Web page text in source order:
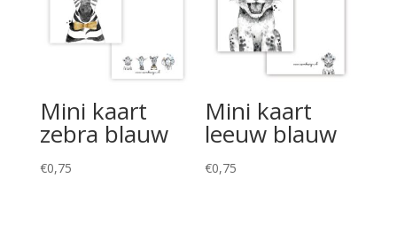
Mini kaart
zebra blauw
€0,75
Mini kaart
leeuw blauw
€0,75